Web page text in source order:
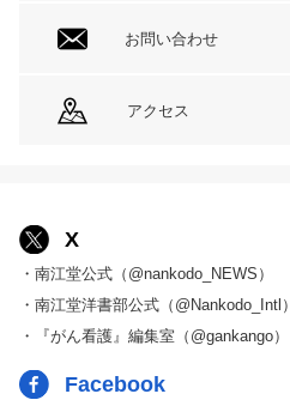
お問い合わせ
アクセス
X
・南江堂公式（@nankodo_NEWS）
・南江堂洋書部公式（@Nankodo_Intl）
・『がん看護』編集室（@gankango）
Facebook